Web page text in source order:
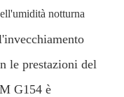
notturna
le prestazioni del
G154 è